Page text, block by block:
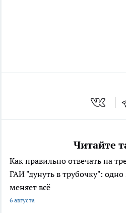
Читайте
Как правильно отвечать на
ГАИ "дунуть в трубочку":
меняет всё
6 августа